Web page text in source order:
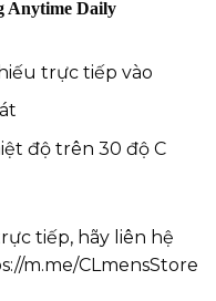
Anytime Daily
trực tiếp vào
độ trên 30 độ C
tiếp, hãy liên hệ
m.me/CLmensStore